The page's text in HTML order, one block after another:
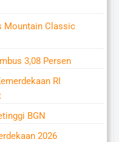
Mountain Classic
3,08 Persen
RI
BGN
2026